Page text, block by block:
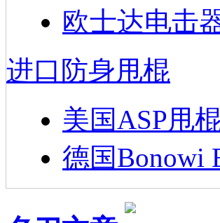
欧士达电击
进口防身甩棍
美国ASP甩
德国Bonowi